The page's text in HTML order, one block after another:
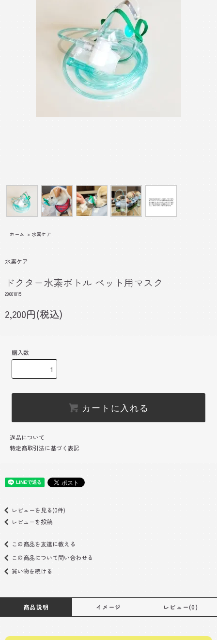
ホーム > 水素ケア
水素ケア
ドクター水素ボトル ペット用マスク
28001015
2,200円(税込)
購入数
カートに入れる
返品について
特定商取引法に基づく表記
レビューを見る(0件)
レビューを投稿
この商品を友達に教える
この商品について問い合わせる
買い物を続ける
商品説明 イメージ レビュー(0)